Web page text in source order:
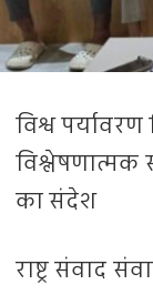
विश्व
का संदेश
राष्ट्र संवाद